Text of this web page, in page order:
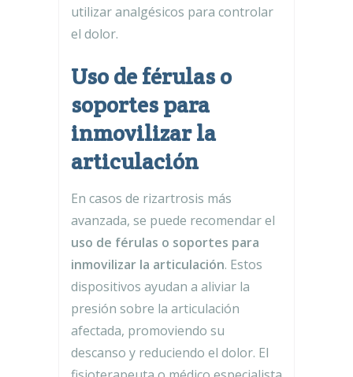
utilizar analgésicos para controlar
el dolor.
Uso de férulas o
soportes para
inmovilizar la
articulación
En casos de rizartrosis más
avanzada, se puede recomendar el
uso de férulas o soportes para
inmovilizar la articulación. Estos
dispositivos ayudan a aliviar la
presión sobre la articulación
afectada, promoviendo su
descanso y reduciendo el dolor. El